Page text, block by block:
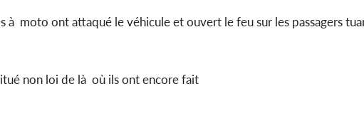
à moto ont attaqué le véhicule et ouvert le feu sur les passagers
non loi de là où ils ont encore fait
Côte